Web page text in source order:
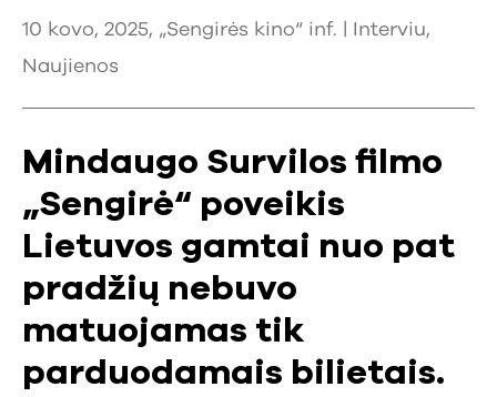
10 kovo, 2025, „Sengirės kino“ inf. | Interviu,
Naujienos
Mindaugo Survilos filmo
„Sengirė“ poveikis
Lietuvos gamtai nuo pat
pradžių nebuvo
matuojamas tik
parduodamais bilietais.